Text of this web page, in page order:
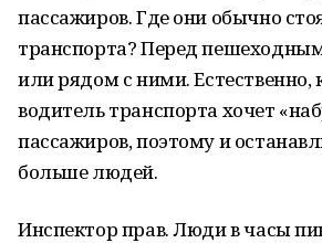
пассажиров. Где они обычно
транспорта? Перед
или рядом с ними.
водитель транспорта хочет
пассажиров, поэтому и
больше людей.
Инспектор прав. Люди в часы